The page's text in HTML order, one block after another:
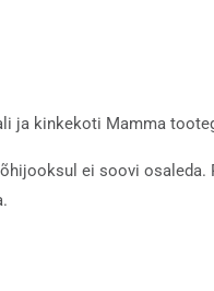
ja kinkekoti Mamma
ei soovi osaleda.